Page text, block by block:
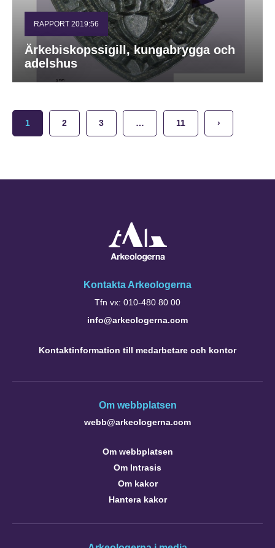
RAPPORT 2019:56
Ärkebiskopssigill, kungabrygga och
adelshus
1 2 3 … 11 ›
Kontakta Arkeologerna
Tfn vx: 010-480 80 00
info@arkeologerna.com
Kontaktinformation till medarbetare och kontor
Om webbplatsen
webb@arkeologerna.com
Om webbplatsen
Om Intrasis
Om kakor
Hantera kakor